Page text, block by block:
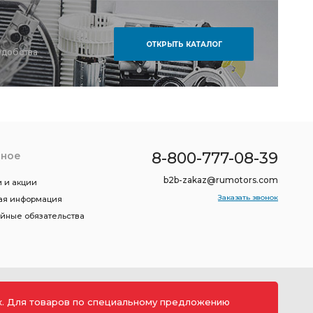
ОТКРЫТЬ КАТАЛОГ
и акции
информация
обязательства
8-800-777-08-39
b2b-zakaz@rumotors.com
Заказать звонок
Для товаров по специальному предложению